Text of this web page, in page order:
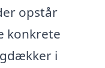
opstår
konkrete
i